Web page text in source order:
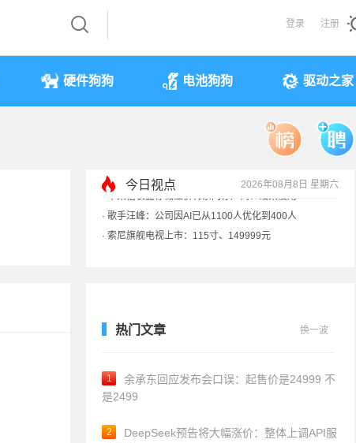
登录 注册
硬件狗狗 电池狗狗 驱动之家
今日视点 2026年08月8日 星期六
索尼旗舰电视上市：115寸、149999元
SpaceX火箭残骸7倍音速撞月球 对比图像公布
热门文章 换一波
1
余承东回应发布会口误：起售价是24999 不
是2499
2
DeepSeek预告将大幅涨价：整体上调API服